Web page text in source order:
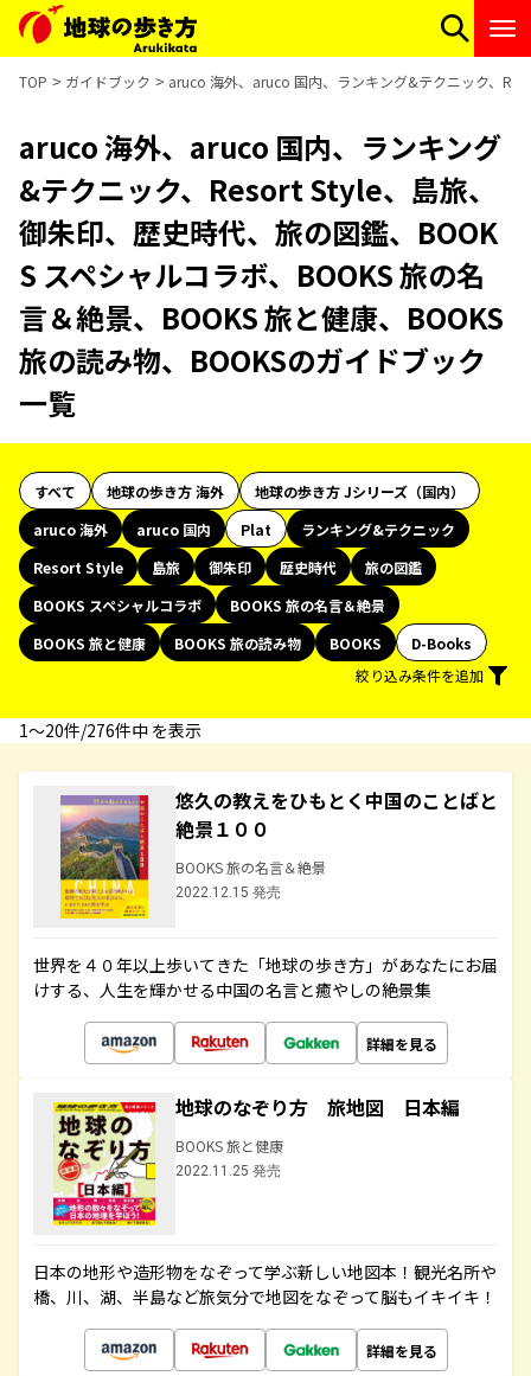
TOP ガイドブック aruco 海外、aruco 国内、ランキング&テクニック、
aruco 海外、aruco 国内、ランキング
&テクニック、Resort Style、島旅、
御朱印、歴史時代、旅の図鑑、BOOK
S スペシャルコラボ、BOOKS 旅の名
言＆絶景、BOOKS 旅と健康、BOOKS
旅の読み物、BOOKSのガイドブック
一覧
すべて 地球の歩き方 海外
地球の歩き方 Jシリーズ（国内）
aruco 海外
aruco 国内 Plat
ランキング&テクニック
Resort Style
島旅 御朱印 歴史時代
旅の図鑑
BOOKS スペシャルコラボ
BOOKS 旅の名言＆絶景
BOOKS 旅と健康
BOOKS 旅の読み物 BOOKS
D-Books
絞り込み条件を追加
1〜20件/276件中 を表示
悠久の教えをひもとく中国のことばと
絶景１００
BOOKS 旅の名言＆絶景
2022.12.15 発売
世界を４０年以上歩いてきた「地球の歩き方」があなたにお届
けする、人生を輝かせる中国の名言と癒やしの絶景集
詳細を見る
地球のなぞり方 旅地図 日本編
BOOKS 旅と健康
2022.11.25 発売
日本の地形や造形物をなぞって学ぶ新しい地図本！観光名所や
橋、川、湖、半島など旅気分で地図をなぞって脳もイキイキ！
詳細を見る